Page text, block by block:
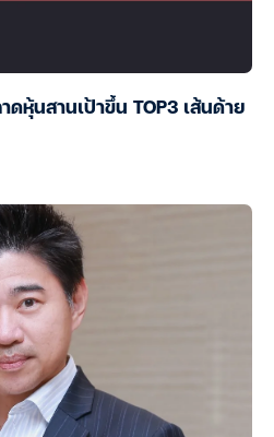
ดหุ้นสานเป้าขึ้น TOP3 เส้นด้าย